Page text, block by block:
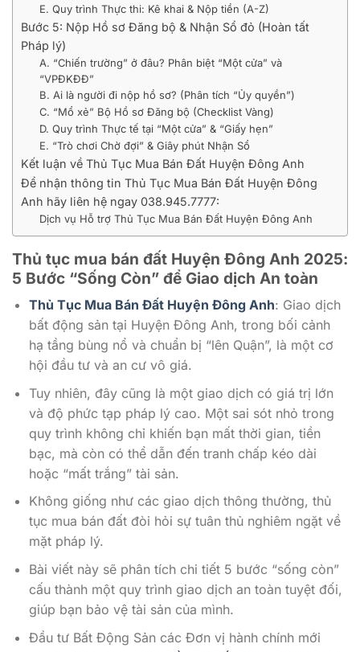
E. Quy trình Thực thi: Kê khai & Nộp tiền (A-Z)
Bước 5: Nộp Hồ sơ Đăng bộ & Nhận Sổ đỏ (Hoàn tất
Pháp lý)
A. “Chiến trường” ở đâu? Phân biệt “Một cửa” và
“VPĐKĐĐ”
B. Ai là người đi nộp hồ sơ? (Phân tích “Ủy quyền”)
C. “Mổ xẻ” Bộ Hồ sơ Đăng bộ (Checklist Vàng)
D. Quy trình Thực tế tại “Một cửa” & “Giấy hẹn”
E. “Trò chơi Chờ đợi” & Giây phút Nhận Sổ
Kết luận về Thủ Tục Mua Bán Đất Huyện Đông Anh
Để nhận thông tin Thủ Tục Mua Bán Đất Huyện Đông
Anh hãy liên hệ ngay 038.945.7777:
Dịch vụ Hỗ trợ Thủ Tục Mua Bán Đất Huyện Đông Anh
Thủ tục mua bán đất Huyện Đông Anh 2025:
5 Bước “Sống Còn” để Giao dịch An toàn
Thủ Tục Mua Bán Đất Huyện Đông Anh: Giao dịch
bất động sản tại Huyện Đông Anh, trong bối cảnh
hạ tầng bùng nổ và chuẩn bị “lên Quận”, là một cơ
hội đầu tư và an cư vô giá.
Tuy nhiên, đây cũng là một giao dịch có giá trị lớn
và độ phức tạp pháp lý cao. Một sai sót nhỏ trong
quy trình không chỉ khiến bạn mất thời gian, tiền
bạc, mà còn có thể dẫn đến tranh chấp kéo dài
hoặc “mất trắng” tài sản.
Không giống như các giao dịch thông thường, thủ
tục mua bán đất đòi hỏi sự tuân thủ nghiêm ngặt về
mặt pháp lý.
Bài viết này sẽ phân tích chi tiết 5 bước “sống còn”
cấu thành một quy trình giao dịch an toàn tuyệt đối,
giúp bạn bảo vệ tài sản của mình.
Đầu tư Bất Động Sản các Đơn vị hành chính mới